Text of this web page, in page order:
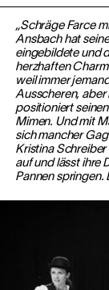
„Schräge Farce
Ansbach hat
eingebildete und
herzhaften
weil immer
Ausscheren, aber
positioniert
Mimen. Und mit
sich mancher
Kristina
auf und lässt ihre
Pannen springen.